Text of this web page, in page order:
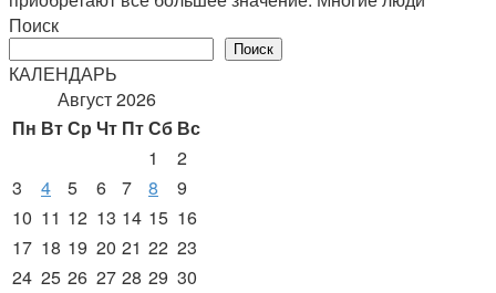
Поиск
Поиск
КАЛЕНДАРЬ
Август 2026
Пн ВтСр Чт ПтСб Вс
1
2
3
4 5 6 7 8
9
10 11 12 13 14 15 16
17 18 19 20 21 22 23
24 25 26 27 28 29 30